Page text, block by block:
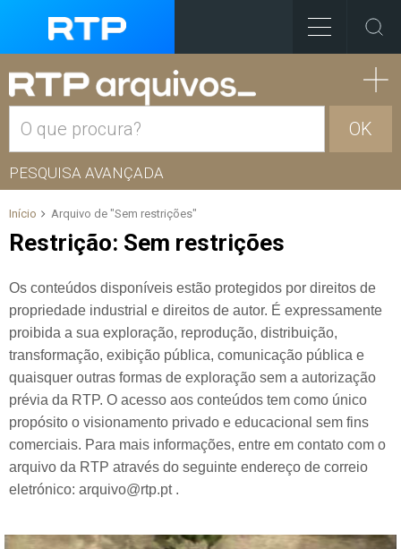
OK
PESQUISA AVANÇADA
Início Arquivo de "Sem restrições"
Restrição: Sem restrições
Os conteúdos disponíveis estão protegidos por direitos de
propriedade industrial e direitos de autor. É expressamente
proibida a sua exploração, reprodução, distribuição,
transformação, exibição pública, comunicação pública e
quaisquer outras formas de exploração sem a autorização
prévia da RTP. O acesso aos conteúdos tem como único
propósito o visionamento privado e educacional sem fins
comerciais. Para mais informações, entre em contato com o
arquivo da RTP através do seguinte endereço de correio
eletrónico: arquivo@rtp.pt .